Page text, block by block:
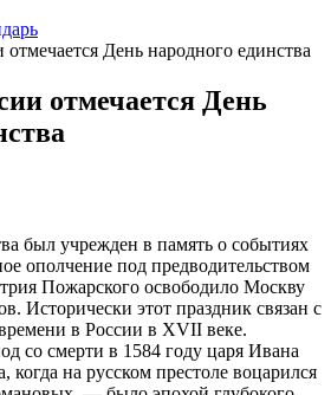
отмечается День народного единства
отмечается День
был учрежден в память о событиях
ополчение под предводительством
Пожарского освободило Москву
Исторически этот праздник связан с
в России в XVII веке.
со смерти в 1584 году царя Ивана
когда на русском престоле воцарился